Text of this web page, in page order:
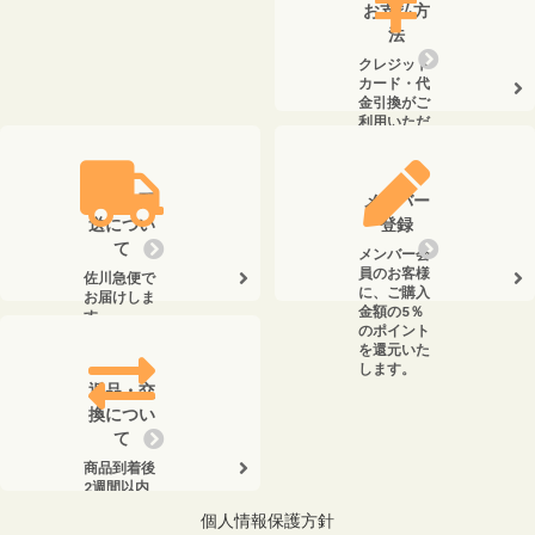
お支払方
法
クレジット
カード・代
金引換がご
利用いただ
送料・配
送につい
て
佐川急便で
お届けしま
す。
メンバー
登録
メンバー会
員のお客様
に、ご購入
金額の5％
のポイント
を還元いた
します。
返品・交
換につい
て
商品到着後
2週間以内
個人情報保護方針